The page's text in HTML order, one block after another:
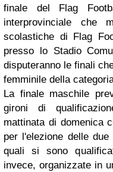
finale del Flag
interprovinciale che
scolastiche di Flag
presso lo Stadio
disputeranno le finali
femminile della
La finale maschile
gironi di
mattinata di domenica
per l'elezione delle
quali si sono
invece, organizzate in